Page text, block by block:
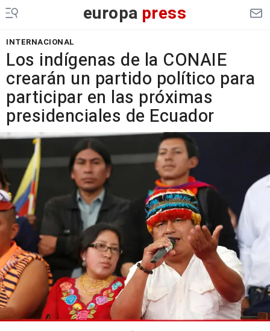
europa press
INTERNACIONAL
Los indígenas de la CONAIE
crearán un partido político para
participar en las próximas
presidenciales de Ecuador